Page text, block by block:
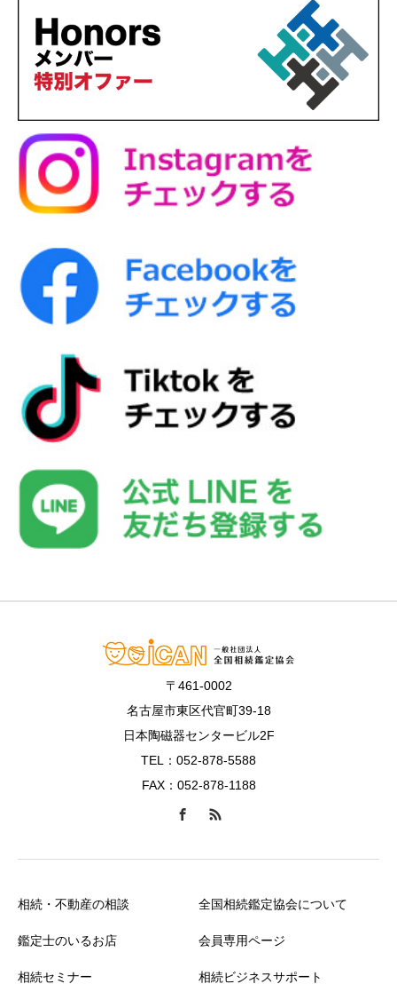
〒461-0002
名古屋市東区代官町39-18
日本陶磁器センタービル2F
TEL：052-878-5588
FAX：052-878-1188
相続・不動産の相談
鑑定士のいるお店
相続セミナー
全国相続鑑定協会について
会員専用ページ
相続ビジネスサポート